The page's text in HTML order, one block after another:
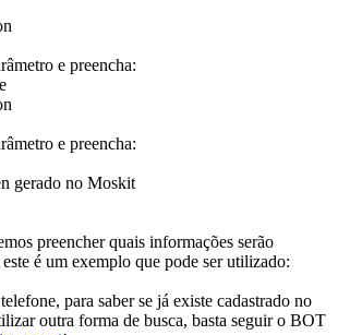
e preencha:
e preencha:
gerado no Moskit
preencher quais informações serão
é um exemplo que pode ser utilizado:
para saber se já existe cadastrado no
outra forma de busca, basta seguir o BOT